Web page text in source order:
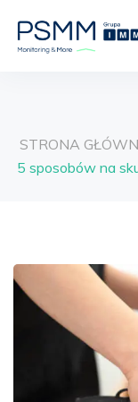
STRONA
5 sposobów na